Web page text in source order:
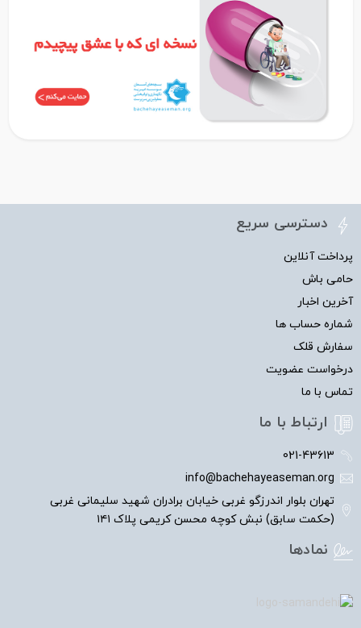
دسترسی سریع
پرداخت آنلاین
حامی باش
آخرین اخبار
شماره حساب ها
سفارش قلک
درخواست عضویت
تماس با ما
ارتباط با ما
021-43613
info@bachehayeaseman.org
تهران بلوار اندرزگو غربی خیابان برادران شهید سلیمانی غربی
(حکمت سابق) نبش کوچه محسن کریمی پلاک ۱۴۱
نمادها